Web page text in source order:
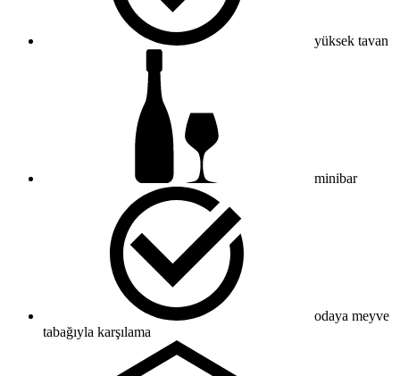
yüksek tavan
minibar
odaya meyve
tabağıyla karşılama